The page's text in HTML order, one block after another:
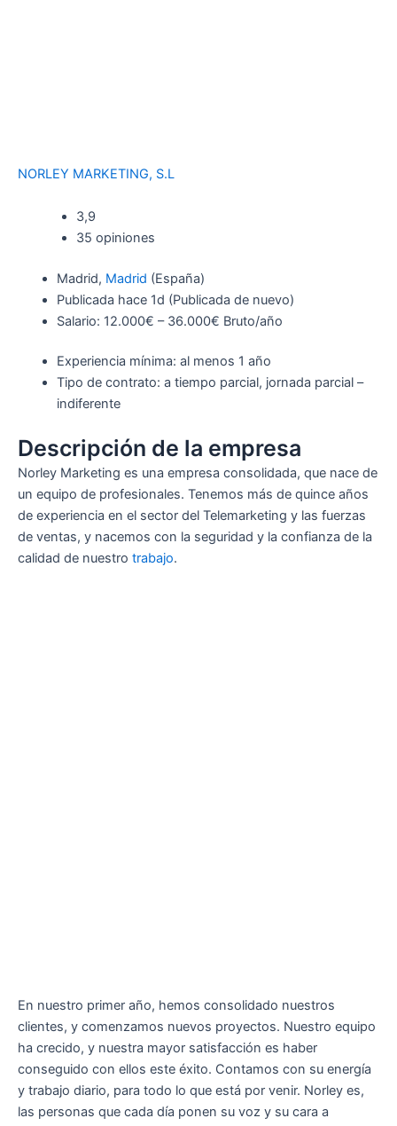
NORLEY MARKETING, S.L
3,9
35 opiniones
Madrid, Madrid (España)
Publicada hace 1d (Publicada de nuevo)
Salario: 12.000€ – 36.000€ Bruto/año
Experiencia mínima: al menos 1 año
Tipo de contrato: a tiempo parcial, jornada parcial –
indiferente
Descripción de la empresa
Norley Marketing es una empresa consolidada, que nace de
un equipo de profesionales. Tenemos más de quince años
de experiencia en el sector del Telemarketing y las fuerzas
de ventas, y nacemos con la seguridad y la confianza de la
calidad de nuestro trabajo.
En nuestro primer año, hemos consolidado nuestros
clientes, y comenzamos nuevos proyectos. Nuestro equipo
ha crecido, y nuestra mayor satisfacción es haber
conseguido con ellos este éxito. Contamos con su energía
y trabajo diario, para todo lo que está por venir. Norley es,
las personas que cada día ponen su voz y su cara a